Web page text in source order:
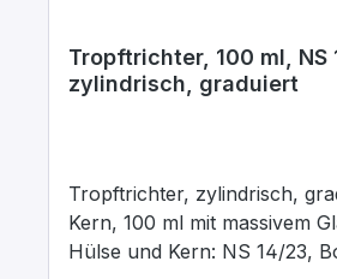
Tropftrichter, 100 ml, NS
zylindrisch, graduiert
Tropftrichter, zylindrisch,
Kern, 100 ml mit massivem
Hülse und Kern: NS 14/23,